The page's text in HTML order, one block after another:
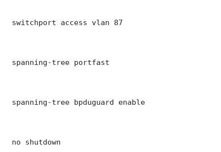
switchport access vlan 87
spanning-tree portfast
spanning-tree bpduguard enable
no shutdown